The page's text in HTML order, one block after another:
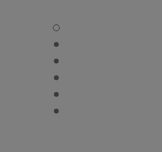
LES BEIGES WATER-
LES BEIGES WATER-
LES BEIGES WATER-
LES BEIGES WATER-
LES BEIGES WATER-
LES BEIGES WATER-